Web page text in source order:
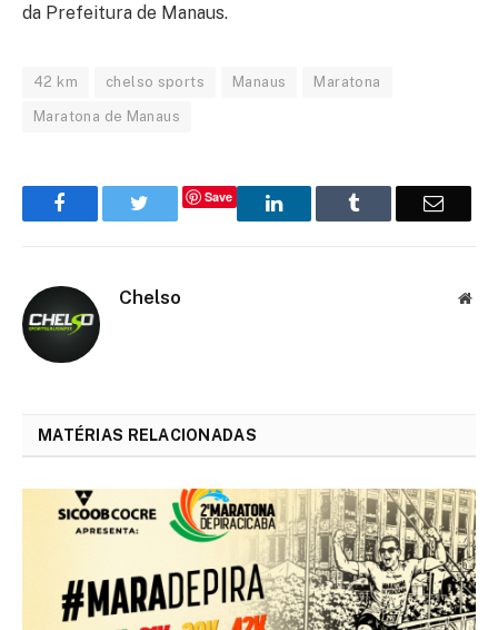
da Prefeitura de Manaus.
42 km chelso sports Manaus Maratona
Maratona de Manaus
Facebook TwitterSave LinkedIn Tumblr Email
Chelso
MATÉRIAS RELACIONADAS